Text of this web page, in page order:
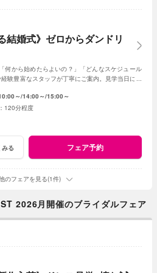
結婚式》ゼロからダンドリ
何から始めたらよいの？」「どんなスケジュール
験豊富なスタッフが丁寧にご案内。見学当日に契
～ 14:00～ 15:00～
120分程度
みる フェア予約
のフェアを見る(1件)
2026月開催のブライダルフェア